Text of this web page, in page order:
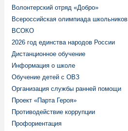
Волонтерский отряд «Добро»
Всероссийская олимпиада школьников
ВСОКО
2026 год единства народов России
Дистанционное обучение
Информация о школе
Обучение детей с ОВЗ
Организация службы ранней помощи
Проект «Парта Героя»
Противодействие коррупции
Профориентация